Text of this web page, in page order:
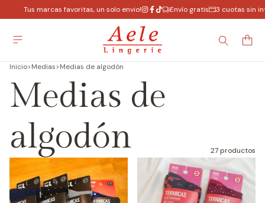
Tus marcas favoritas, un solo envio! Envío gratis 3 cuotas sin
Inicio>Medias>Medias de algodón
Medias de
algodón
27 productos